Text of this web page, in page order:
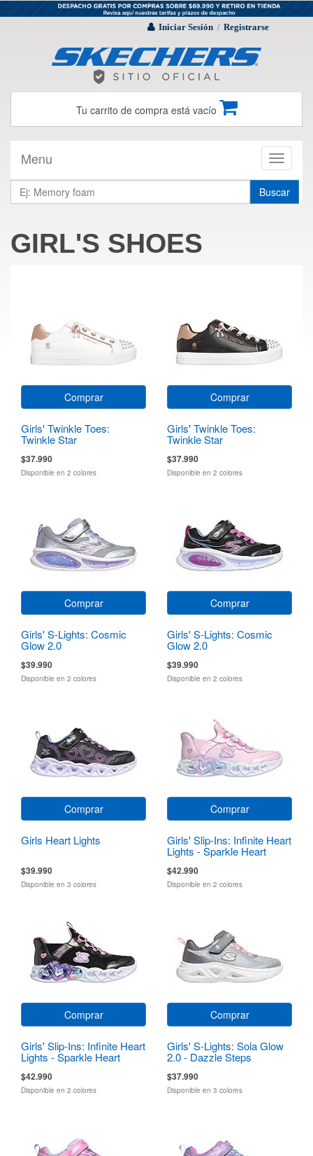
Iniciar Sesión / Registrarse
Tu carrito de compra está vacío
Toggle
Menu
Buscar
GIRL'S SHOES
Comprar
Girls' Twinkle Toes:
Twinkle Star
$37.990
Disponible en 2 colores
Comprar
Girls' Twinkle Toes:
Twinkle Star
$37.990
Disponible en 2 colores
Comprar
Girls' S-Lights: Cosmic
Glow 2.0
$39.990
Disponible en 2 colores
Comprar
Girls' S-Lights: Cosmic
Glow 2.0
$39.990
Disponible en 2 colores
Comprar
Girls Heart Lights
$39.990
Disponible en 3 colores
Comprar
Girls' Slip-Ins: Infinite Heart
Lights - Sparkle Heart
$42.990
Disponible en 2 colores
Comprar
Girls' Slip-Ins: Infinite Heart
Lights - Sparkle Heart
$42.990
Disponible en 2 colores
Comprar
Girls' S-Lights: Sola Glow
2.0 - Dazzle Steps
$37.990
Disponible en 3 colores